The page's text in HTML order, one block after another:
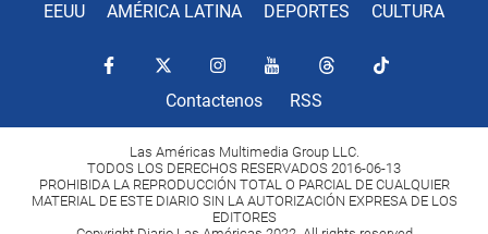
EEUU AMÉRICA LATINA DEPORTES CULTURA
Contactenos RSS
Las Américas Multimedia Group LLC.
TODOS LOS DERECHOS RESERVADOS 2016-06-13
PROHIBIDA LA REPRODUCCIÓN TOTAL O PARCIAL DE CUALQUIER
MATERIAL DE ESTE DIARIO SIN LA AUTORIZACIÓN EXPRESA DE LOS
EDITORES